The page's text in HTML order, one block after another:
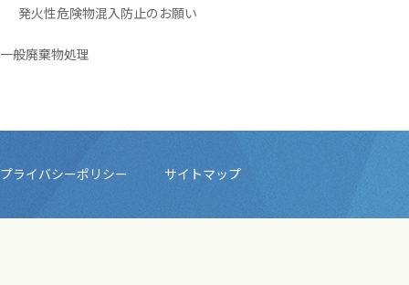
発火性危険物混入防止のお願い
一般廃棄物処理
プライバシーポリシー サイトマップ